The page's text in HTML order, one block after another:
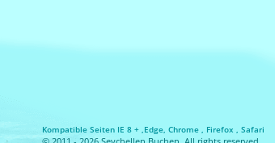
Kompatible Seiten IE 8 + ,Edge, Chrome , Firefox , Safari